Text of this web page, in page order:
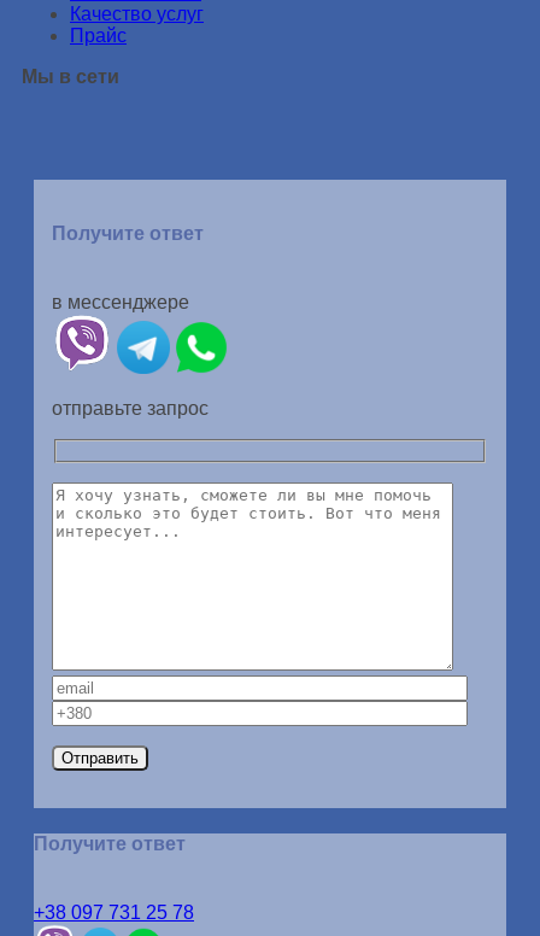
Качество услуг
Прайс
Мы в сети
Получите ответ
в мессенджере
отправьте запрос
Получите ответ
+38 097 731 25 78